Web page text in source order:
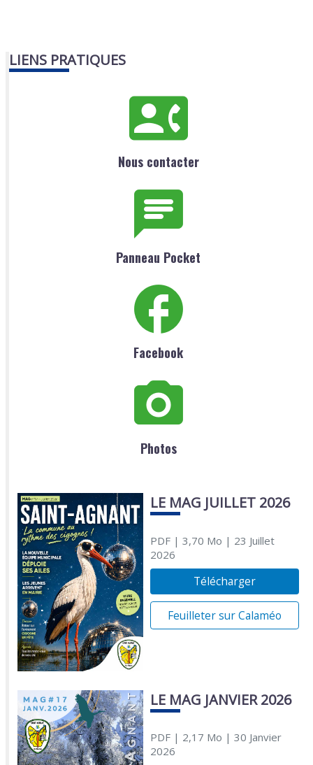
LIENS PRATIQUES
Nous contacter
Panneau Pocket
Facebook
Photos
LE MAG JUILLET 2026
PDF| 3,70 Mo | 23 Juillet
2026
Télécharger
Feuilleter sur Calaméo
LE MAG JANVIER 2026
PDF| 2,17 Mo | 30 Janvier
2026